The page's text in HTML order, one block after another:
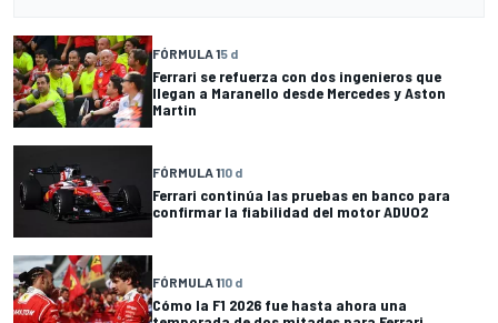
FÓRMULA 15 d
Ferrari se refuerza con dos ingenieros que
llegan a Maranello desde Mercedes y Aston
Martin
FÓRMULA 110 d
Ferrari continúa las pruebas en banco para
confirmar la fiabilidad del motor ADUO2
FÓRMULA 110 d
Cómo la F1 2026 fue hasta ahora una